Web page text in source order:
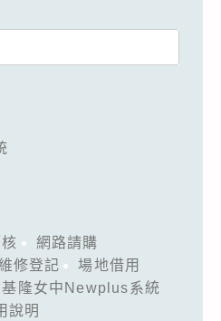
網路請購
修登記
場地借用
基隆女中Newplus系統
說明